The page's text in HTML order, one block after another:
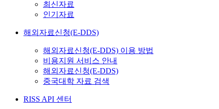
최신자료
인기자료
해외자료신청(E-DDS)
해외자료신청(E-DDS) 이용 방법
비용지원 서비스 안내
해외자료신청(E-DDS)
중국대학 자료 검색
RISS API 센터